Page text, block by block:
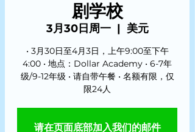
剧学校
3月30日周一
  |
美元
• 3月30日至4月3日，上午9:00至下午
4:00 • 地点：Dollar Academy • 6-7年
级/9-12年级 • 请自带午餐 • 名额有限，仅
限24人
请在页面底部加入我们的邮件